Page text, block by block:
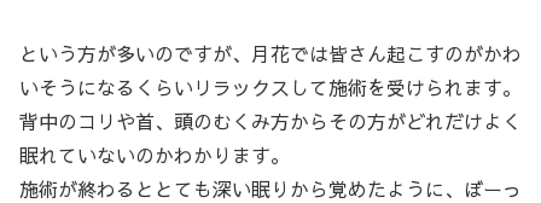
という方が多いのですが、月花では皆さん起こすのがかわ
いそうになるくらいリラックスして施術を受けられます。
背中のコリや首、頭のむくみ方からその方がどれだけよく
眠れていないのかわかります。
施術が終わるととても深い眠りから覚めたように、ぼーっ